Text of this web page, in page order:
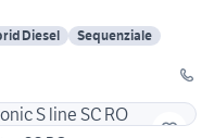
Diesel
Sequenziale